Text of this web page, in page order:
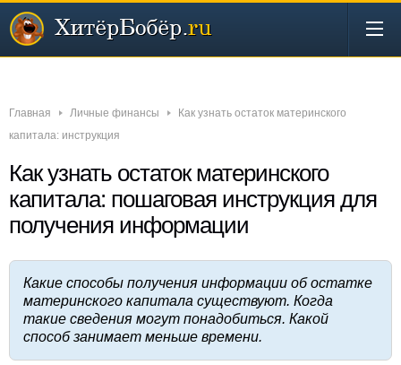
Главная Личные финансы
Как узнать остаток материнского
капитала: инструкция
Как узнать остаток материнского
капитала: пошаговая инструкция для
получения информации
Какие способы получения информации об остатке
материнского капитала существуют. Когда
такие сведения могут понадобиться. Какой
способ занимает меньше времени.